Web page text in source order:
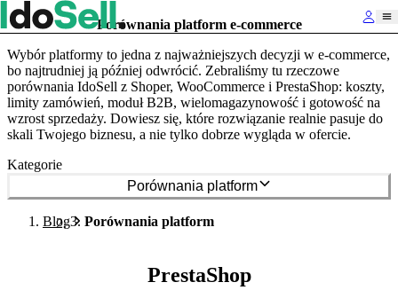
Porównania platform e-commerce
Wybór platformy to jedna z najważniejszych decyzji w e-commerce,
bo najtrudniej ją później odwrócić. Zebraliśmy tu rzeczowe
porównania IdoSell z Shoper, WooCommerce i PrestaShop: koszty,
limity zamówień, moduł B2B, wielomagazynowość i gotowość na
wzrost sprzedaży. Dowiesz się, które rozwiązanie realnie pasuje do
skali Twojego biznesu, a nie tylko dobrze wygląda w ofercie.
Kategorie
Porównania platform
Blog Porównania platform
PrestaShop